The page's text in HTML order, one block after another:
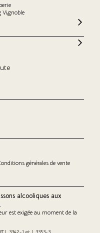
Vignoble
générales de vente
alcooliques aux
est exigée au moment de la